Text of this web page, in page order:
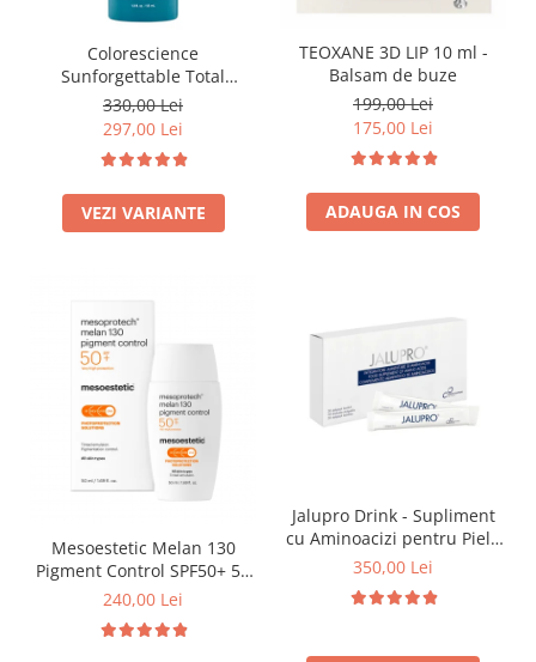
Fond de ten
Iluminare si Contur
Tratament
INSTITUT ESTHEDERM
Acne One
Melan TRAN3X
Mesoprotech
Moisturizing Solutions
Sensitive
DP DERMACEUTICALS
FILLMED SKIN PERFUSION
WIQO
Rozacee/ Cuperoza
Colorescience
Sunforgettable Total
Protection Face Shield Flex
SPF50 55ml
330,00 Lei
297,00 Lei
VEZI VARIANTE
TEOXANE 3D LIP 10 ml -
Balsam de buze
199,00 Lei
175,00 Lei
ADAUGA IN COS
Jalupro Drink - Supliment
cu Aminoacizi pentru Piele
si Par 30 plicuri
350,00 Lei
Mesoestetic Melan 130
Pigment Control SPF50+ 50
ml
240,00 Lei